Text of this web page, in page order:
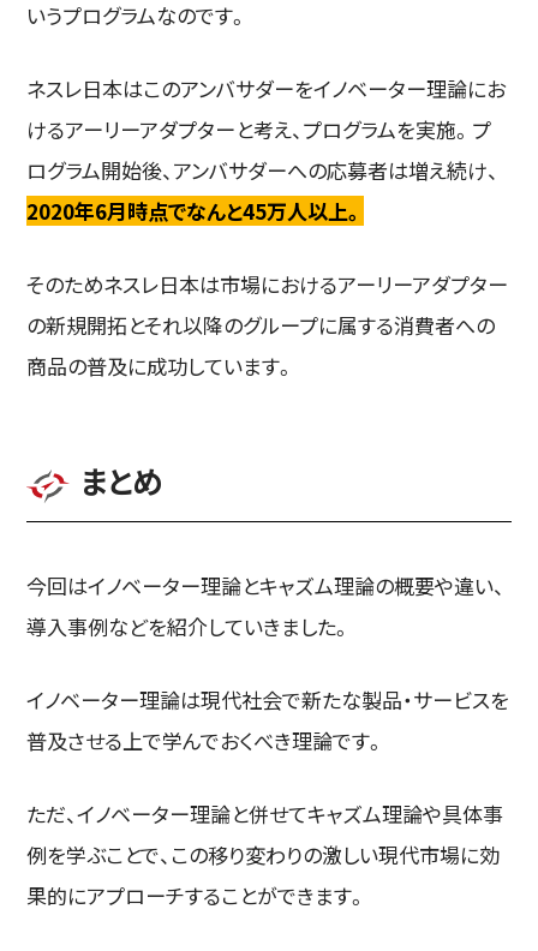
いうプログラムなのです。
ネスレ日本はこのアンバサダーをイノベーター理論にお
けるアーリーアダプターと考え、プログラムを実施。プ
ログラム開始後、アンバサダーへの応募者は増え続け、
2020年6月時点でなんと45万人以上。
そのためネスレ日本は市場におけるアーリーアダプター
の新規開拓とそれ以降のグループに属する消費者への
商品の普及に成功しています。
まとめ
今回はイノベーター理論とキャズム理論の概要や違い、
導入事例などを紹介していきました。
イノベーター理論は現代社会で新たな製品・サービスを
普及させる上で学んでおくべき理論です。
ただ、イノベーター理論と併せてキャズム理論や具体事
例を学ぶことで、この移り変わりの激しい現代市場に効
果的にアプローチすることができます。